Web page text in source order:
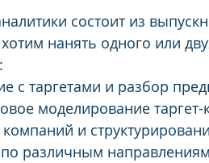
состоит из
нанять одного или
таргетами и разбор
моделирование
и
различным